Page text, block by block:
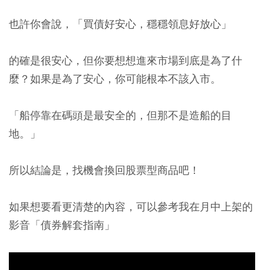
也許你會說，「買債好安心，穩穩領息好放心」
的確是很安心，但你要想想進來市場到底是為了什
麼？如果是為了安心，你可能根本不該入市。
「船停靠在碼頭是最安全的，但那不是造船的目
地。」
所以結論是，找機會換回股票型商品吧！
如果想要看更清楚的內容，可以參考我在月中上架的
影音「債券解套指南」